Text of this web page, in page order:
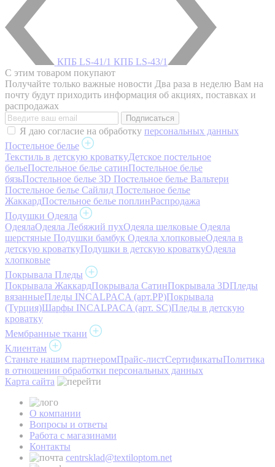
КПБ LS-41/1 КПБ LS-43/1
С этим товаром покупают
Получайте только важные новости Два раза в неделю Вам на
почту будут приходить информация об акциях, поставках и
распродажах
Я даю согласие на обработку персональных данных
Постельное белье
Текстиль в детскую кроваткуДетское постельное
бельеПостельное белье сатинПостельное белье
бязьПостельное белье 3D Постельное белье Вальтери
Постельное белье Сайлид Постельное белье
ЖаккардПостельное белье поплинРаспродажа
Подушки Одеяла
ОдеялаОдеяла Лебяжий пухОдеяла шелковые Одеяла
шерстяные Подушки бамбук Одеяла хлопковыеОдеяла в
детскую кроваткуПодушки в детскую кроваткуОдеяла
хлопковые
Покрывала Пледы
Покрывала ЖаккардПокрывала СатинПокрывала 3DПледы
вязанныеПледы INCALPACA (арт.PP)Покрывала
(Турция)Шарфы INCALPACA (арт. SC)Пледы в детскую
кроватку
Мембранные ткани
Клиентам
Станьте нашим партнеромПрайс-листСертификатыПолитика
в отношении обработки персональных данных
Карта сайта
О компании
Вопросы и ответы
Работа с магазинами
Контакты
centrsklad@textiloptom.net